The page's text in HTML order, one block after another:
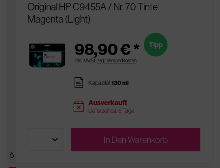
Original HP C9455A / Nr. 70 Tinte
Magenta (Light)
98,90 € *
inkl. MwSt. zzgl. Versandkosten
Tipp
pages Kapazität130 ml
sold Ausverkauft
Lieferzeit ca. 5 Tage
In DenWarenkorb